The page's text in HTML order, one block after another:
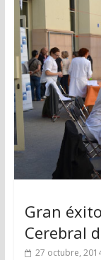
Gran
Cerebral
27 octubre,